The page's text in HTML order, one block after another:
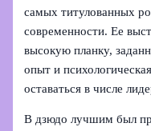
самых титулованных
современности. Ее
высокую планку,
опыт и
оставаться в числе
В дзюдо лучшим был